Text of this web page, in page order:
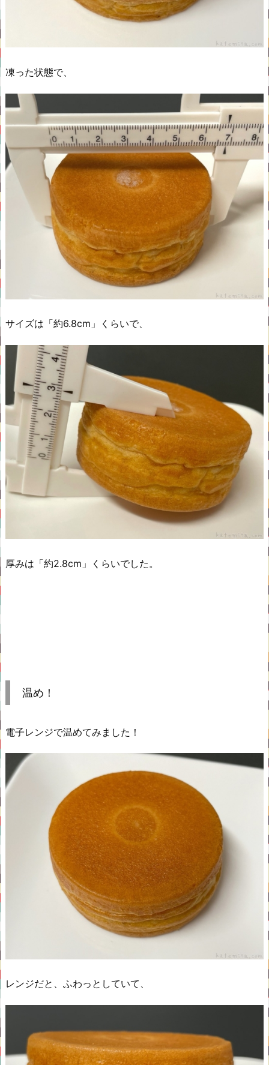
凍った状態で、
サイズは「約6.8cm」くらいで、
厚みは「約2.8cm」くらいでした。
温め！
電子レンジで温めてみました！
レンジだと、ふわっとしていて、